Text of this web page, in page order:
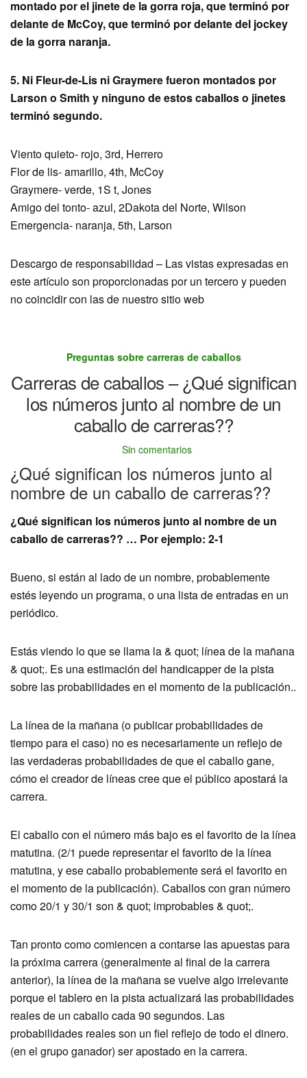
montado por el jinete de la gorra roja, que terminó por
delante de McCoy, que terminó por delante del jockey
de la gorra naranja.
5. Ni Fleur-de-Lis ni Graymere fueron montados por
Larson o Smith y ninguno de estos caballos o jinetes
terminó segundo.
Viento quieto- rojo, 3rd, Herrero
Flor de lis- amarillo, 4th, McCoy
Graymere- verde, 1S t, Jones
Amigo del tonto- azul, 2Dakota del Norte, Wilson
Emergencia- naranja, 5th, Larson
Descargo de responsabilidad – Las vistas expresadas en
este artículo son proporcionadas por un tercero y pueden
no coincidir con las de nuestro sitio web
Preguntas sobre carreras de caballos
Carreras de caballos – ¿Qué significan
los números junto al nombre de un
caballo de carreras??
Sin comentarios
¿Qué significan los números junto al
nombre de un caballo de carreras??
¿Qué significan los números junto al nombre de un
caballo de carreras?? … Por ejemplo: 2-1
Bueno, si están al lado de un nombre, probablemente
estés leyendo un programa, o una lista de entradas en un
periódico.
Estás viendo lo que se llama la & quot; línea de la mañana
& quot;. Es una estimación del handicapper de la pista
sobre las probabilidades en el momento de la publicación..
La línea de la mañana (o publicar probabilidades de
tiempo para el caso) no es necesariamente un reflejo de
las verdaderas probabilidades de que el caballo gane,
cómo el creador de líneas cree que el público apostará la
carrera.
El caballo con el número más bajo es el favorito de la línea
matutina. (2/1 puede representar el favorito de la línea
matutina, y ese caballo probablemente será el favorito en
el momento de la publicación). Caballos con gran número
como 20/1 y 30/1 son & quot; improbables & quot;.
Tan pronto como comiencen a contarse las apuestas para
la próxima carrera (generalmente al final de la carrera
anterior), la línea de la mañana se vuelve algo irrelevante
porque el tablero en la pista actualizará las probabilidades
reales de un caballo cada 90 segundos. Las
probabilidades reales son un fiel reflejo de todo el dinero.
(en el grupo ganador) ser apostado en la carrera.